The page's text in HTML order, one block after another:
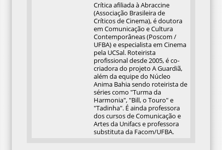
Crítica afiliada à Abraccine
(Associação Brasileira de
Críticos de Cinema), é doutora
em Comunicação e Cultura
Contemporâneas (Poscom /
UFBA) e especialista em Cinema
pela UCSal. Roteirista
profissional desde 2005, é co-
criadora do projeto A Guardiã,
além da equipe do Núcleo
Anima Bahia sendo roteirista de
séries como "Turma da
Harmonia", "Bill, o Touro" e
"Tadinha". É ainda professora
dos cursos de Comunicação e
Artes da Unifacs e professora
substituta da Facom/UFBA.